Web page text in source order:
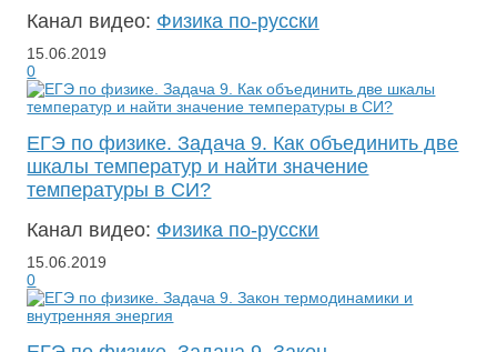
Канал видео: Физика по-русски
15.06.2019
0
ЕГЭ по физике. Задача 9. Как объединить две
шкалы температур и найти значение
температуры в СИ?
Канал видео: Физика по-русски
15.06.2019
0